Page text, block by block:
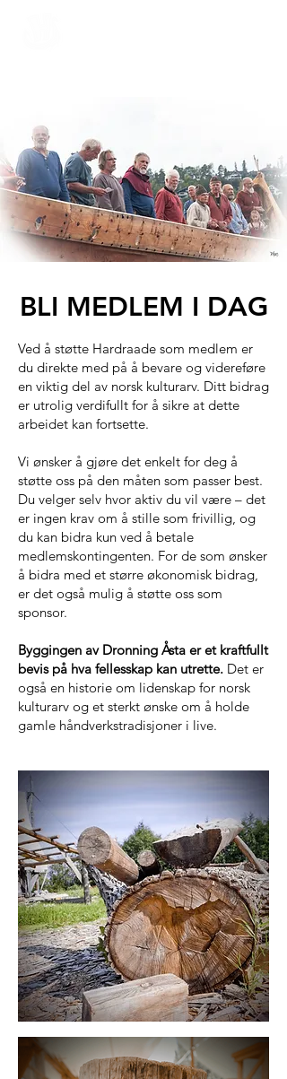
BLI MEDLEM I DAG
Ved å støtte Hardraade som medlem er
du direkte med på å bevare og videreføre
en viktig del av norsk kulturarv. Ditt bidrag
er utrolig verdifullt for å sikre at dette
arbeidet kan fortsette.
Vi ønsker å gjøre det enkelt for deg å
støtte oss på den måten som passer best.
Du velger selv hvor aktiv du vil være – det
er ingen krav om å stille som frivillig, og
du kan bidra kun ved å betale
medlemskontingenten. For de som ønsker
å bidra med et større økonomisk bidrag,
er det også mulig å støtte oss som
sponsor.
Byggingen av Dronning Åsta er et kraftfullt
bevis på hva fellesskap kan utrette. Det er
også en historie om lidenskap for norsk
kulturarv og et sterkt ønske om å holde
gamle håndverkstradisjoner i live.